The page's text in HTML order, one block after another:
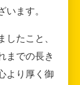
ます。
たこと、
までの長き
より厚く御